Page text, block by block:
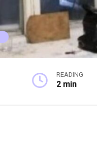
READING
2 min